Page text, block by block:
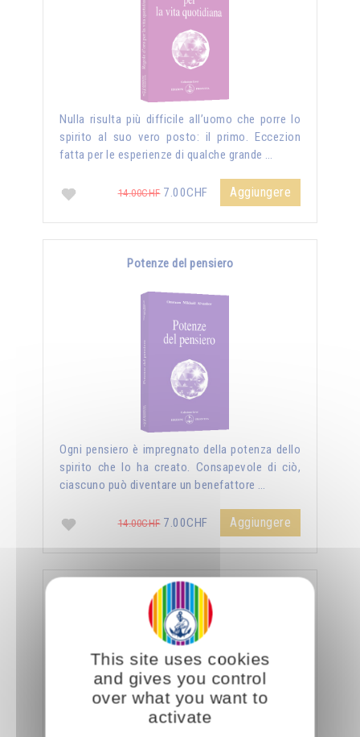
Nulla risulta più difficile all’uomo che porre lo
spirito al suo vero posto: il primo. Eccezion
fatta per le esperienze di qualche grande …
14.00CHF7.00CHF Aggiungere
Potenze del pensiero
Ogni pensiero è impregnato della potenza dello
spirito che lo ha creato. Consapevole di ciò,
ciascuno può diventare un benefattore …
14.00CHF7.00CHF Aggiungere
La sessualità forza del cielo
This site uses cookies
and gives you control
over what you want to
activate